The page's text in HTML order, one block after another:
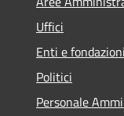
Uffici
Enti e fondazioni
Politici
Personale